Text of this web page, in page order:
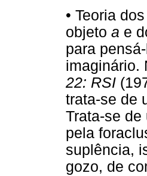
• Teoria
objeto a e
para
imaginário.
22: RSI
trata-se de
Trata-se
pela
suplência,
gozo, de